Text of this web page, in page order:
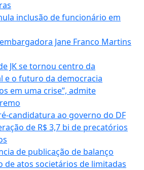
inclusão de funcionário em
Jane Franco Martins
JK se tornou centro da
e o futuro da democracia
em uma crise”, admite
candidatura ao governo do DF
de R$ 3,7 bi de precatórios
de publicação de balanço
de atos societários de limitadas